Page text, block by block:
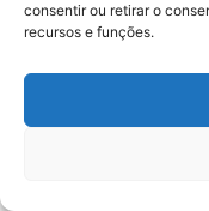
consentir ou retirar o
recursos e funções.
Brasil:
antes das